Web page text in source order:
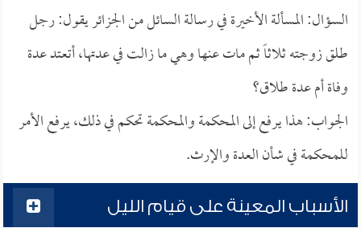
السؤال: المسألة الأخيرة في رسالة السائل من الجزائر يقول: رجل
طلق زوجته ثلاثاً ثم مات عنها وهي ما زالت في عدتها، أتعتد عدة
وفاة أم عدة طلاق؟
الجواب: هذا يرفع إلى المحكمة والمحكمة تحكم في ذلك، يرفع الأمر
للمحكمة في شأن العدة والإرث.
الأسباب المعينة على قيام الليل